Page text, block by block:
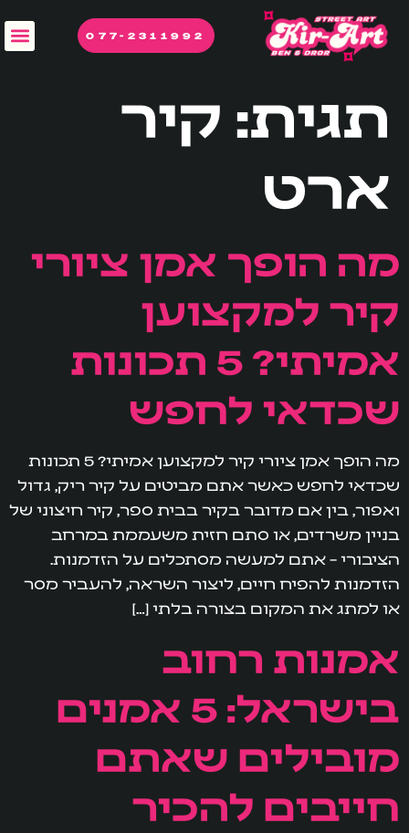
לתוכן
077-2311992
תגית: קיר
ארט
מה הופך אמן ציורי
קיר למקצוען
אמיתי? 5 תכונות
שכדאי לחפש
מה הופך אמן ציורי קיר למקצוען אמיתי? 5 תכונות
שכדאי לחפש כאשר אתם מביטים על קיר ריק, גדול
ואפור, בין אם מדובר בקיר בבית ספר, קיר חיצוני של
בניין משרדים, או סתם חזית משעממת במרחב
הציבורי – אתם למעשה מסתכלים על הזדמנות.
הזדמנות להפיח חיים, ליצור השראה, להעביר מסר
או למתג את המקום בצורה בלתי […]
אמנות רחוב
בישראל: 5 אמנים
מובילים שאתם
חייבים להכיר